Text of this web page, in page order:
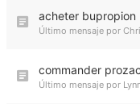
acheter bupropion
Último mensaje por
commander
Último mensaje por